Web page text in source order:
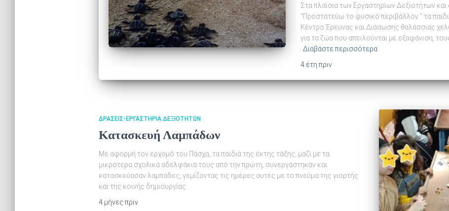
Στα πλαίσια των Εργαστηρίων Δεξιοτήτων
“Προστατεύω το φυσικό περιβάλλον ” τα
Κέντρο Έρευνας και Διάσωσης θαλάσσιας
για τα ζώα που απειλούνται με εξαφάνιση,
Διαβάστε περισσότερα
4 έτη πριν
ΔΡΆΣΕΙΣ-ΕΡΓΑΣΤΉΡΙΑ ΔΕΞΙΟΤΉΤΩΝ
Κατασκευή Λαμπάδων
Με αφορμή τον ερχομό του Πάσχα, τα παιδιά της έκτης τάξης, μαζί με τα
μικρότερα σχολικά αδελφάκια τους από την πρώτη, συνεργάστηκαν και
κατασκεύασαν λαμπάδες, γεμίζοντας τις ημέρες αυτές με το πνεύμα της γιορτής
και της κοινής δημιουργίας.
4 μήνες πριν